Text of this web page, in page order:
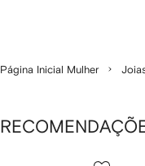
Página Inicial Mulher